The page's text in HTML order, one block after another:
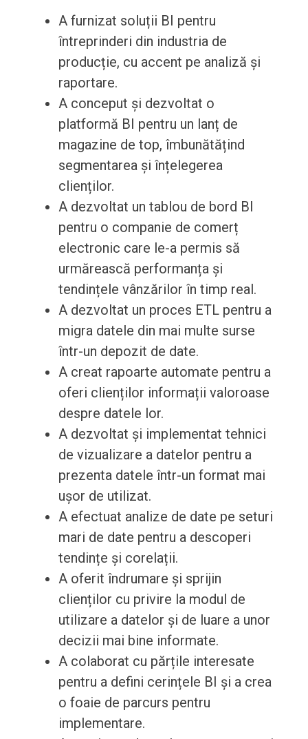
A furnizat soluții BI pentru
întreprinderi din industria de
producție, cu accent pe analiză și
raportare.
A conceput și dezvoltat o
platformă BI pentru un lanț de
magazine de top, îmbunătățind
segmentarea și înțelegerea
clienților.
A dezvoltat un tablou de bord BI
pentru o companie de comerț
electronic care le-a permis să
urmărească performanța și
tendințele vânzărilor în timp real.
A dezvoltat un proces ETL pentru a
migra datele din mai multe surse
într-un depozit de date.
A creat rapoarte automate pentru a
oferi clienților informații valoroase
despre datele lor.
A dezvoltat și implementat tehnici
de vizualizare a datelor pentru a
prezenta datele într-un format mai
ușor de utilizat.
A efectuat analize de date pe seturi
mari de date pentru a descoperi
tendințe și corelații.
A oferit îndrumare și sprijin
clienților cu privire la modul de
utilizare a datelor și de luare a unor
decizii mai bine informate.
A colaborat cu părțile interesate
pentru a defini cerințele BI și a crea
o foaie de parcurs pentru
implementare.